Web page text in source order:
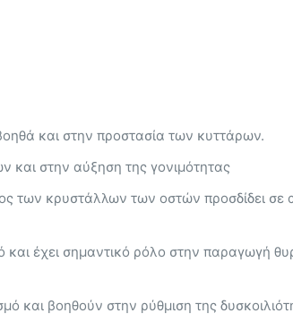
και στην προστασία των κυττάρων.
και στην αύξηση της γονιμότητας
των κρυστάλλων των οστών προσδίδει σε
και έχει σημαντικό ρόλο στην παραγωγή
και βοηθούν στην ρύθμιση της